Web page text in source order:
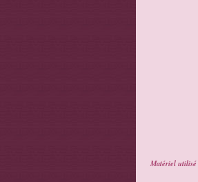
Matériel utilisé